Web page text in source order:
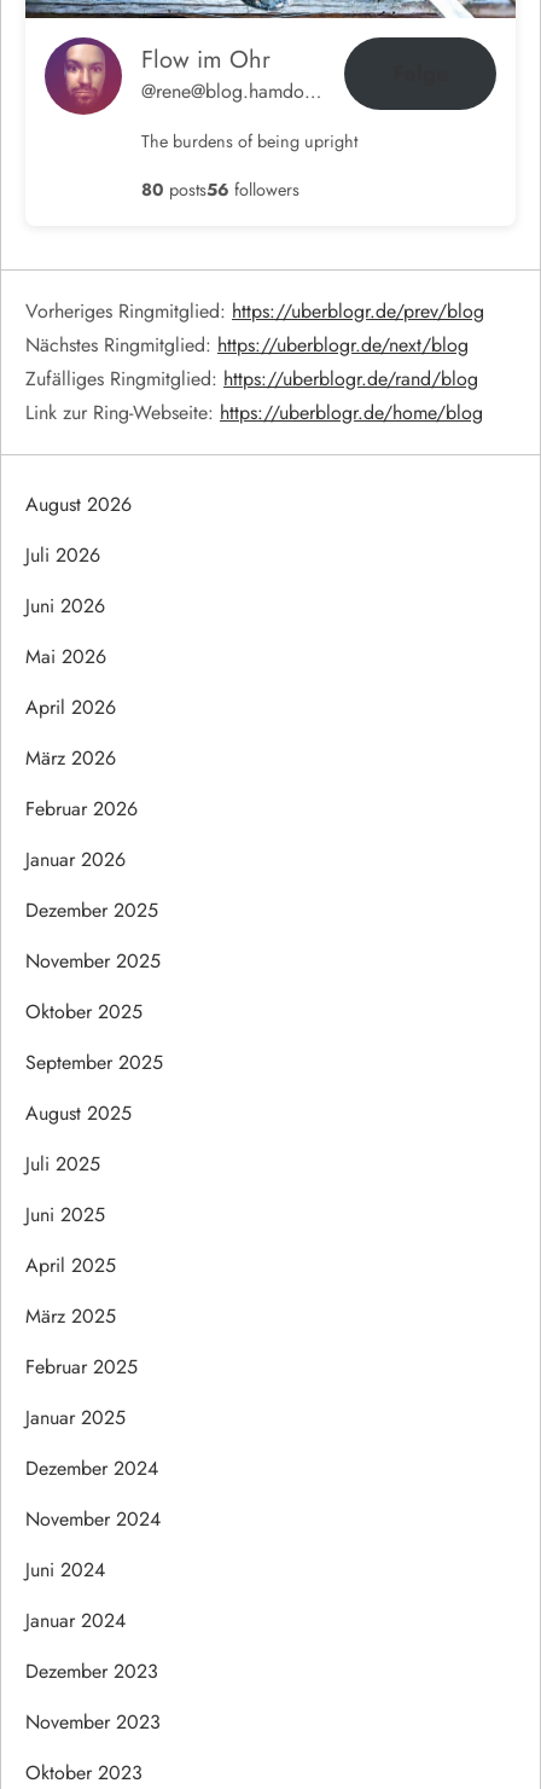
Flow im Ohr
@rene@blog.hamdorf.org
The burdens of being upright
80 posts56 followers
Vorheriges Ringmitglied: https://uberblogr.de/prev/blog
Nächstes Ringmitglied: https://uberblogr.de/next/blog
Zufälliges Ringmitglied: https://uberblogr.de/rand/blog
Link zur Ring-Webseite: https://uberblogr.de/home/blog
August 2026
Juli 2026
Juni 2026
Mai 2026
April 2026
März 2026
Februar 2026
Januar 2026
Dezember 2025
November 2025
Oktober 2025
September 2025
August 2025
Juli 2025
Juni 2025
April 2025
März 2025
Februar 2025
Januar 2025
Dezember 2024
November 2024
Juni 2024
Januar 2024
Dezember 2023
November 2023
Oktober 2023